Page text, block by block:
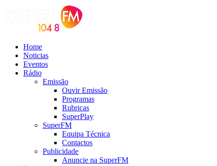
Home
Noticias
Eventos
Rádio
Emissão
Ouvir Emissão
Programas
Rubricas
SuperPlay
SuperFM
Equipa Técnica
Contactos
Publicidade
Anuncie na SuperFM